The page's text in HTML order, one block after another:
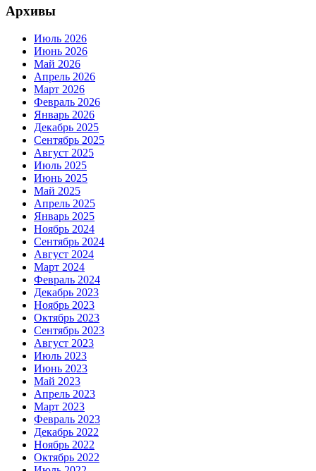
Архивы
Июль 2026
Июнь 2026
Май 2026
Апрель 2026
Март 2026
Февраль 2026
Январь 2026
Декабрь 2025
Сентябрь 2025
Август 2025
Июль 2025
Июнь 2025
Май 2025
Апрель 2025
Январь 2025
Ноябрь 2024
Сентябрь 2024
Август 2024
Март 2024
Февраль 2024
Декабрь 2023
Ноябрь 2023
Октябрь 2023
Сентябрь 2023
Август 2023
Июль 2023
Июнь 2023
Май 2023
Апрель 2023
Март 2023
Февраль 2023
Декабрь 2022
Ноябрь 2022
Октябрь 2022